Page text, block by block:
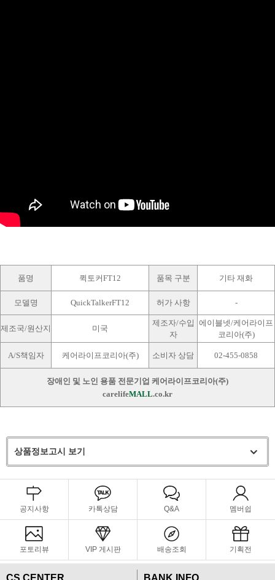
품명 퀵토커FT12 품목 구분 기타 재화
모델명 QuickTalkerFT12 허가 사항 -
제조국/원산지 미국
제조자/수입
자
에이블넷/케어라이프
코리아(주)
A/S책임자 케어라이프코리아(주) 소비자 상담 02-455-0858
장애인 및 노인 용품 전문기업 케어라이프코리아(주)
carelifeMALL.co.kr
상품정보고시 보기
공지사항 카톡상담 Q&A 멤버쉽
포토리뷰 VIP 게시판 배송조회 기획전